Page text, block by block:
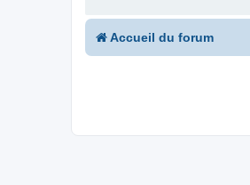
Accueil du forum